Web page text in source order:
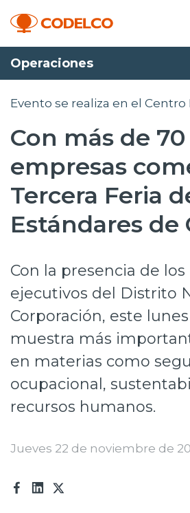
Transparencia activa
Operaciones
Innovación
Inversionistas
Prensa
Trabaja en Codelco
Transparencia activa
Canales de denuncia
Proveedores
Operaciones
Evento se realiza en el Centro
Con más de 70
empresas
Tercera Feria
Estándares de
Con la presencia de
ejecutivos del Distrito
Corporación, este
muestra más
en materias como
ocupacional,
recursos humanos.
Jueves 22 de noviembre de